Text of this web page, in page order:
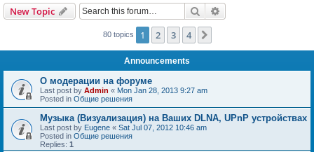
New Topic Search
80 topics 1 2 3 4
Announcements
О модерации на форуме
Last post by Admin « Mon Jan 28, 2013 9:27 am
Posted in Общие решения
Музыка (Визуализация) на Ваших DLNA, UPnP устройствах
Last post by Eugene « Sat Jul 07, 2012 10:46 am
Posted in Общие решения
Replies: 1